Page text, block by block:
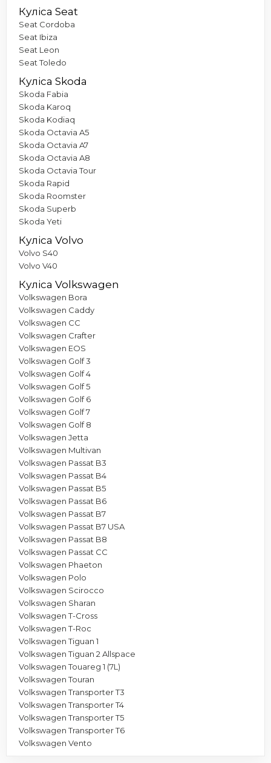
Куліса Seat
Seat Cordoba
Seat Ibiza
Seat Leon
Seat Toledo
Куліса Skoda
Skoda Fabia
Skoda Karoq
Skoda Kodiaq
Skoda Octavia A5
Skoda Octavia A7
Skoda Octavia A8
Skoda Octavia Tour
Skoda Rapid
Skoda Roomster
Skoda Superb
Skoda Yeti
Куліса Volvo
Volvo S40
Volvo V40
Куліса Volkswagen
Volkswagen Bora
Volkswagen Caddy
Volkswagen CC
Volkswagen Crafter
Volkswagen EOS
Volkswagen Golf 3
Volkswagen Golf 4
Volkswagen Golf 5
Volkswagen Golf 6
Volkswagen Golf 7
Volkswagen Golf 8
Volkswagen Jetta
Volkswagen Multivan
Volkswagen Passat B3
Volkswagen Passat B4
Volkswagen Passat B5
Volkswagen Passat B6
Volkswagen Passat B7
Volkswagen Passat B7 USA
Volkswagen Passat B8
Volkswagen Passat CC
Volkswagen Phaeton
Volkswagen Polo
Volkswagen Scirocco
Volkswagen Sharan
Volkswagen T-Cross
Volkswagen T-Roc
Volkswagen Tiguan 1
Volkswagen Tiguan 2 Allspace
Volkswagen Touareg 1 (7L)
Volkswagen Touran
Volkswagen Transporter T3
Volkswagen Transporter T4
Volkswagen Transporter T5
Volkswagen Transporter T6
Volkswagen Vento